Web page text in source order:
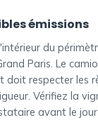
émissions
du
Paris. Le
doit respecter les
Vérifiez la
avant le jour